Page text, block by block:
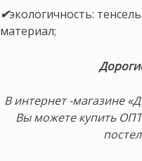
✔экологичность:
материал;
В интернет -магазине
Вы можете купить